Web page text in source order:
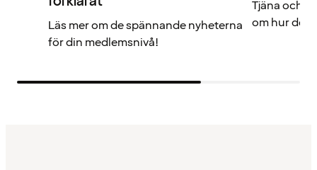
Läs mer om de spännande nyheterna
för din medlemsnivå!
Tjäna och
om hur det